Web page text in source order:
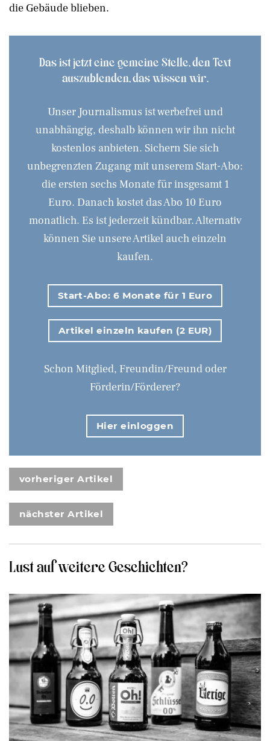
die Gebäude blieben.
Das ist jetzt eine gemeine Stelle, den Text
auszublenden, das wissen wir.
Unser Journalismus ist werbefrei und
unabhängig, deshalb können wir ihn nicht
kostenlos anbieten. Sichern Sie sich
unbegrenzten Zugang mit unserem Start-Abo:
die ersten sechs Monate für insgesamt 1
Euro. Danach kostet das Abo 10 Euro
monatlich. Es ist jederzeit kündbar. Alternativ
können Sie unsere Artikel auch einzeln
kaufen.
Start-Abo: 6 Monate für 1 Euro
Artikel einzeln kaufen (2 EUR)
Schon Mitglied, Freundin/Freund oder
Förderin/Förderer?
Hier einloggen
vorheriger Artikel
nächster Artikel
Lust auf weitere Geschichten?